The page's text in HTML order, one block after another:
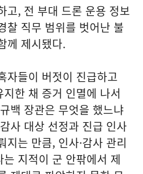
고, 전 부대 드론 운용 정보
찰 직무 범위를 벗어난 불
께 제시됐다.
자들이 버젓이 진급하고
한 채 증거 인멸에 나서
백 장관은 무엇을 했느냐
사 대상 선정과 진급 인사
는 만큼, 인사·감사 관리
지적이 군 안팎에서 제